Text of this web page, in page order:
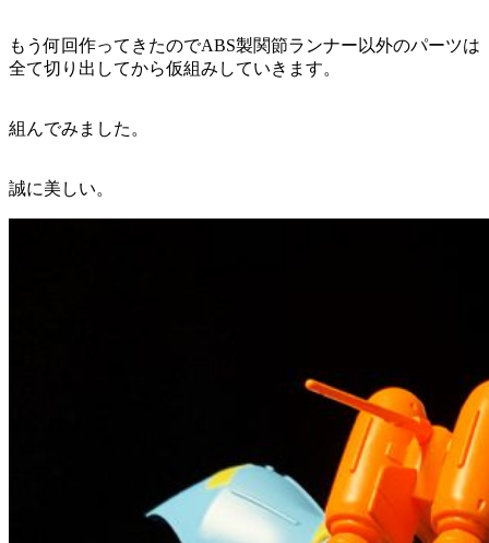
もう何回作ってきたのでABS製関節ランナー以外のパーツは
全て切り出してから仮組みしていきます。
組んでみました。
誠に美しい。